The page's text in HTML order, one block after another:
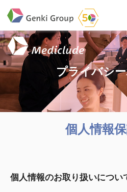
介護・福祉
社会福祉法人 元気村グループ
社会福祉法人元気村
社会福祉法人長寿村
社会福祉法人長寿の森
株式会社日本遮蔽技研
プライバシ
個人情報
個人情報のお取り扱いについ